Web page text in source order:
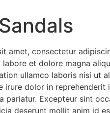
amet, consectetur
et dolore magna
ullamco laboris nisi ut
irure dolor in
pariatur. Excepteur sint
deserunt mollit anim id